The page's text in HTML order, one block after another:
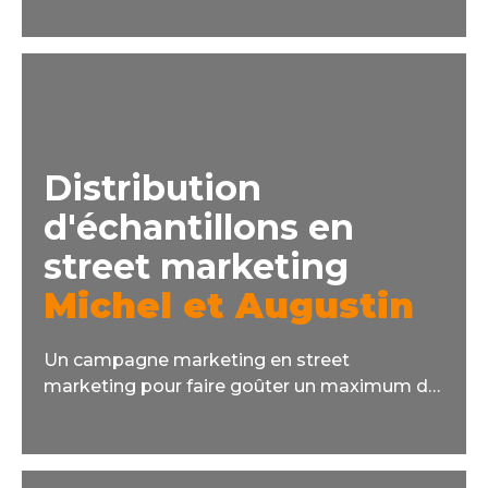
Distribution
d'échantillons en
street marketing
Michel et Augustin
Un campagne marketing en street
marketing pour faire goûter un maximum de